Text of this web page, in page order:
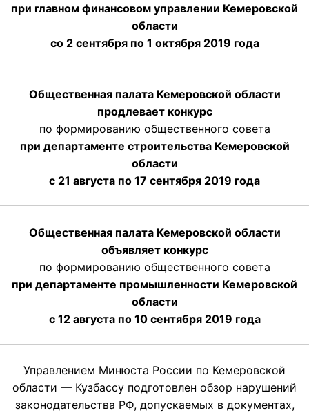
при главном финансовом управлении Кемеровской
области
со 2 сентября по 1 октября 2019 года
Общественная палата Кемеровской области
продлевает конкурс
по формированию общественного совета
при департаменте строительства Кемеровской
области
с 21 августа по 17 сентября 2019 года
Общественная палата Кемеровской области
объявляет конкурс
по формированию общественного совета
при департаменте промышленности Кемеровской
области
с 12 августа по 10 сентября 2019 года
Управлением Минюста России по Кемеровской
области — Кузбассу подготовлен обзор нарушений
законодательства РФ, допускаемых в документах,